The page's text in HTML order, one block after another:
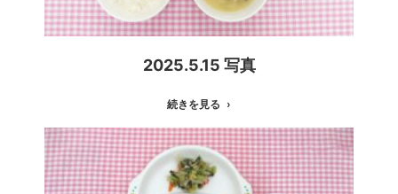
2025.5.15 写真
続きを見る